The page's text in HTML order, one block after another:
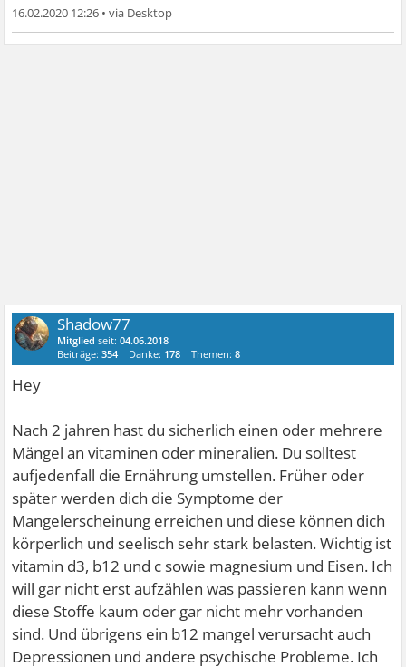
16.02.2020 12:26 •
Shadow77
Mitglied seit:04.06.2018
Beiträge:354 Danke: 178 Themen:8
Hey
Nach 2 jahren hast du sicherlich einen oder mehrere
Mängel an vitaminen oder mineralien. Du solltest
aufjedenfall die Ernährung umstellen. Früher oder
später werden dich die Symptome der
Mangelerscheinung erreichen und diese können dich
körperlich und seelisch sehr stark belasten. Wichtig ist
vitamin d3, b12 und c sowie magnesium und Eisen. Ich
will gar nicht erst aufzählen was passieren kann wenn
diese Stoffe kaum oder gar nicht mehr vorhanden
sind. Und übrigens ein b12 mangel verursacht auch
Depressionen und andere psychische Probleme. Ich